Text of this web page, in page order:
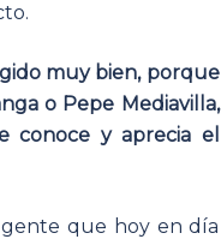
muy bien, porque
o Pepe Mediavilla,
conoce y aprecia el
gente que hoy en día